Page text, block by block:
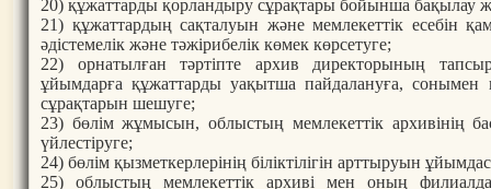
20) құжаттарды қорландыру сұрақтары бойынша бақылау
21) құжаттардың сақталуын және мемлекеттік есебін
әдістемелік және тәжірибелік көмек көрсетуге;
22) орнатылған тәртіпте архив директорының
ұйымдарға құжаттарды уақытша пайдалануға, сонымен
сұрақтарын шешуге;
23) бөлім жұмысын, облыстың мемлекеттік архивінің
үйлестіруге;
24) бөлім қызметкерлерінің біліктілігін арттыруын
25) облыстың мемлекеттік архиві мен оның